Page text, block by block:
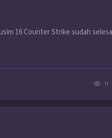
16 Counter Strike sudah
11